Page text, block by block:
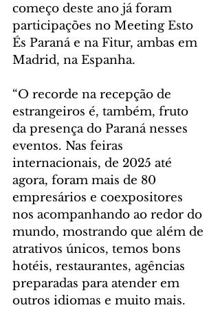
começo deste ano já foram
participações no Meeting Esto
És Paraná e na Fitur, ambas em
Madrid, na Espanha.
“O recorde na recepção de
estrangeiros é, também, fruto
da presença do Paraná nesses
eventos. Nas feiras
internacionais, de 2025 até
agora, foram mais de 80
empresários e coexpositores
nos acompanhando ao redor do
mundo, mostrando que além de
atrativos únicos, temos bons
hotéis, restaurantes, agências
preparadas para atender em
outros idiomas e muito mais.